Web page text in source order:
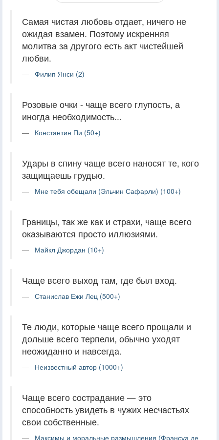
Самая чистая любовь отдает, ничего не
ожидая взамен. Поэтому искренняя
молитва за другого есть акт чистейшей
любви.
Филип Янси (2)
Розовые очки - чаще всего глупость, а
иногда необходимость...
Константин Пи (50+)
Удары в спину чаще всего наносят те, кого
защищаешь грудью.
Мне тебя обещали (Эльчин Сафарли) (100+)
Границы, так же как и страхи, чаще всего
оказываются просто иллюзиями.
Майкл Джордан (10+)
Чаще всего выход там, где был вход.
Станислав Ежи Лец (500+)
Те люди, которые чаще всего прощали и
дольше всего терпели, обычно уходят
неожиданно и навсегда.
Неизвестный автор (1000+)
Чаще всего сострадание — это
способность увидеть в чужих несчастьях
свои собственные.
Максимы и моральные размышления (Франсуа де